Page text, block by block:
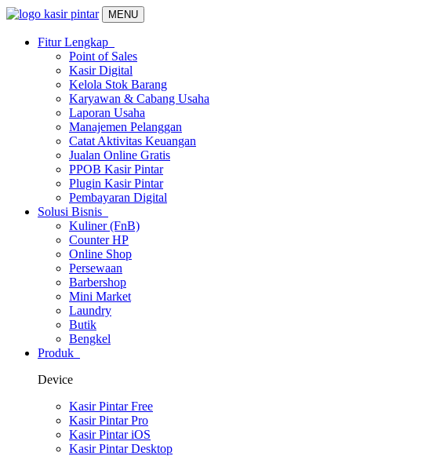
MENU
Fitur Lengkap
Point of Sales
Kasir Digital
Kelola Stok Barang
Karyawan & Cabang Usaha
Laporan Usaha
Manajemen Pelanggan
Catat Aktivitas Keuangan
Jualan Online Gratis
PPOB Kasir Pintar
Plugin Kasir Pintar
Pembayaran Digital
Solusi Bisnis
Kuliner (FnB)
Counter HP
Online Shop
Persewaan
Barbershop
Mini Market
Laundry
Butik
Bengkel
Produk
Device
Kasir Pintar Free
Kasir Pintar Pro
Kasir Pintar iOS
Kasir Pintar Desktop